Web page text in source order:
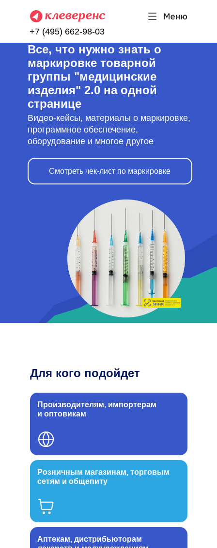
+7 (495) 662-98-03
Все, что нужно знать о
маркировке товарной
группы "медицинские
изделия" 2.0 на одной
странице
Видео-кейсы, материалы о маркировке,
программное обеспечение,
оборудование и многое другое
Смотреть чек-лист по маркировке
Аптекам, дистрибьюторам
Розничным магазинам, торговым
сетям и общепиту
Производителям, импортерам
и оптовикам
Для кого подойдет